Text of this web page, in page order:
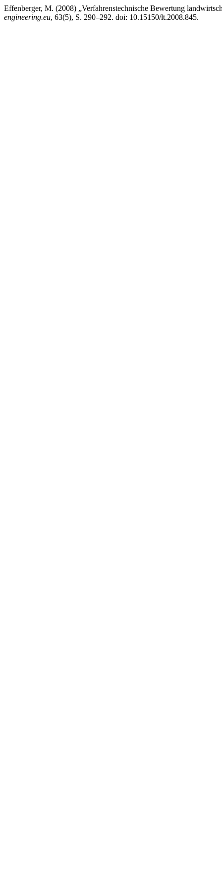
Effenberger, M. (2008) „Verfahrenstechnische Bewertung
engineering.eu, 63(5), S. 290–292. doi: 10.15150/lt.2008.845.